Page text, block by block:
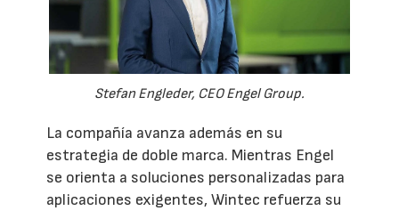
Stefan Engleder, CEO Engel Group.
La compañía avanza además en su
estrategia de doble marca. Mientras Engel
se orienta a soluciones personalizadas para
aplicaciones exigentes, Wintec refuerza su